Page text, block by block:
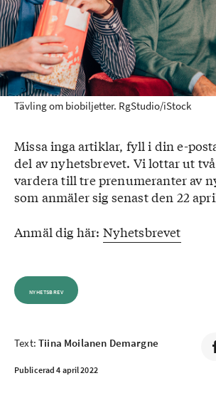
Tävling om biobiljetter. RgStudio/iStock
Missa inga artiklar, fyll i din e-
del av nyhetsbrevet. Vi lottar ut
vardera till tre prenumeranter av
som anmäler sig senast den 22
Anmäl dig här: Nyhetsbrevet
NYHETSBREV
Text:Tiina Moilanen Demargne
Publicerad 4 april 2022